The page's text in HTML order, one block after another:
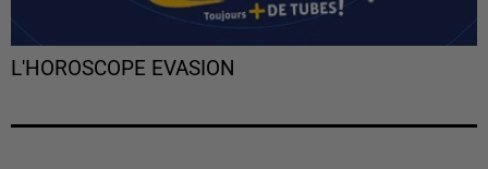
L'HOROSCOPE EVASION